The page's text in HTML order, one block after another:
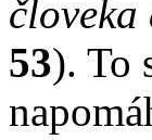
človeka
53). To